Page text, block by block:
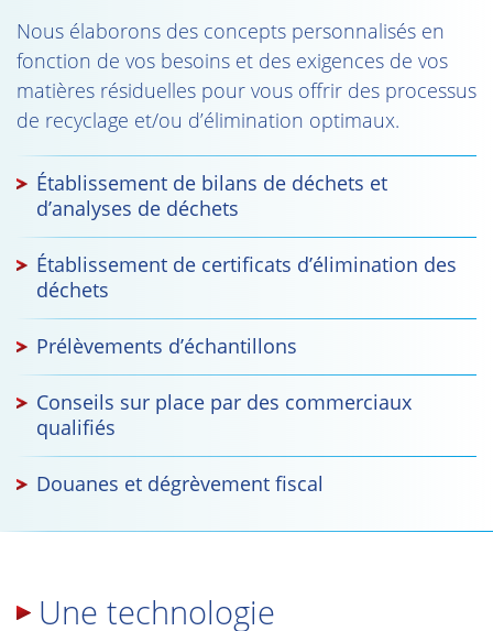
Nous élaborons des concepts personnalisés en
fonction de vos besoins et des exigences de vos
matières résiduelles pour vous offrir des processus
de recyclage et/ou d’élimination optimaux.
Établissement de bilans de déchets et
d’analyses de déchets
Établissement de certificats d’élimination des
déchets
Prélèvements d’échantillons
Conseils sur place par des commerciaux
qualifiés
Douanes et dégrèvement fiscal
Une technologie